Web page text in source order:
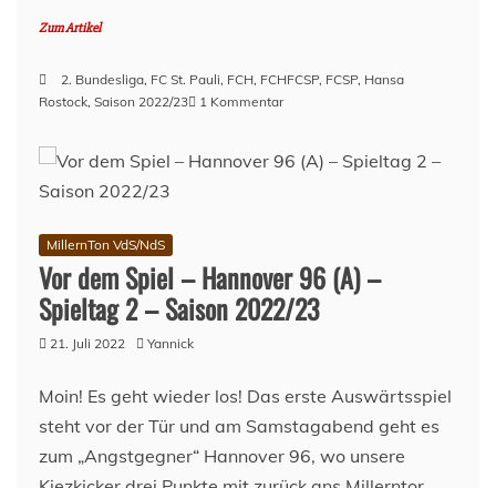
Zum Artikel
2. Bundesliga, FC St. Pauli, FCH, FCHFCSP, FCSP, Hansa
Rostock, Saison 2022/23 1 Kommentarzu
Spiel
Spieltag
5
–
MillernTon VdS/NdS
Vor dem Spiel – Hannover 96 (A) –
Spieltag 2 – Saison 2022/23
21. Juli 2022 Yannick
Moin! Es geht wieder los! Das erste Auswärtsspiel
steht vor der Tür und am Samstagabend geht es
zum „Angstgegner“ Hannover 96, wo unsere